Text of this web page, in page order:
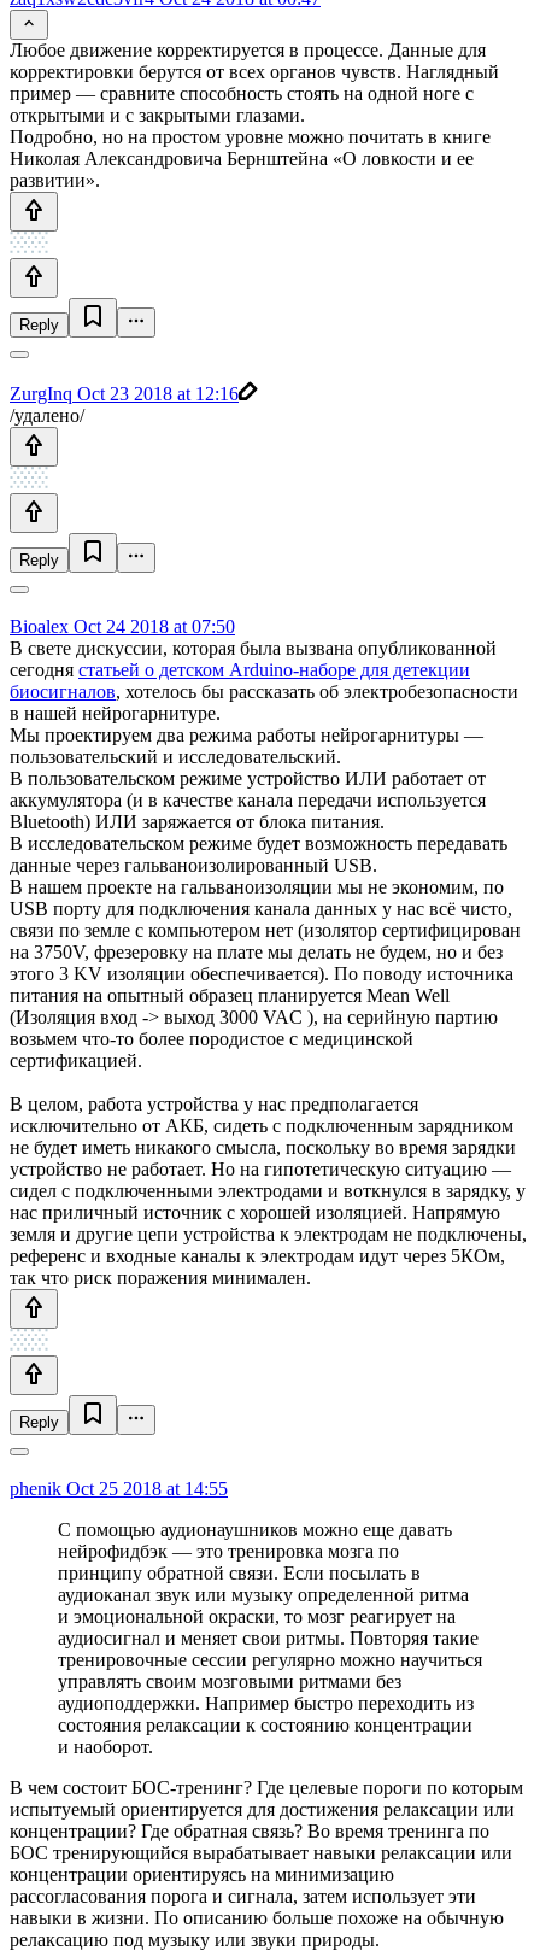
Любое движение корректируется в процессе. Данные для
корректировки берутся от всех органов чувств. Наглядный
пример — сравните способность стоять на одной ноге с
открытыми и с закрытыми глазами.
Подробно, но на простом уровне можно почитать в книге
Николая Александровича Бернштейна «О ловкости и ее
развитии».
Reply
ZurgInq Oct 23 2018 at 12:16
/удалено/
Reply
Bioalex Oct 24 2018 at 07:50
В свете дискуссии, которая была вызвана опубликованной
сегодня статьей о детском Arduino-наборе для детекции
биосигналов, хотелось бы рассказать об электробезопасности
в нашей нейрогарнитуре.
Мы проектируем два режима работы нейрогарнитуры —
пользовательский и исследовательский.
В пользовательском режиме устройство ИЛИ работает от
аккумулятора (и в качестве канала передачи используется
Bluetooth) ИЛИ заряжается от блока питания.
В исследовательском режиме будет возможность передавать
данные через гальваноизолированный USB.
В нашем проекте на гальваноизоляции мы не экономим, по
USB порту для подключения канала данных у нас всё чисто,
связи по земле с компьютером нет (изолятор сертифицирован
на 3750V, фрезеровку на плате мы делать не будем, но и без
этого 3 KV изоляции обеспечивается). По поводу источника
питания на опытный образец планируется Mean Well
(Изоляция вход -> выход 3000 VAC ), на серийную партию
возьмем что-то более породистое с медицинской
сертификацией.
В целом, работа устройства у нас предполагается
исключительно от АКБ, сидеть с подключенным зарядником
не будет иметь никакого смысла, поскольку во время зарядки
устройство не работает. Но на гипотетическую ситуацию —
сидел с подключенными электродами и воткнулся в зарядку, у
нас приличный источник с хорошей изоляцией. Напрямую
земля и другие цепи устройства к электродам не подключены,
референс и входные каналы к электродам идут через 5КОм,
так что риск поражения минимален.
Reply
phenik Oct 25 2018 at 14:55
С помощью аудионаушников можно еще давать
нейрофидбэк — это тренировка мозга по
принципу обратной связи. Если посылать в
аудиоканал звук или музыку определенной ритма
и эмоциональной окраски, то мозг реагирует на
аудиосигнал и меняет свои ритмы. Повторяя такие
тренировочные сессии регулярно можно научиться
управлять своим мозговыми ритмами без
аудиоподдержки. Например быстро переходить из
состояния релаксации к состоянию концентрации
и наоборот.
В чем состоит БОС-тренинг? Где целевые пороги по которым
испытуемый ориентируется для достижения релаксации или
концентрации? Где обратная связь? Во время тренинга по
БОС тренирующийся вырабатывает навыки релаксации или
концентрации ориентируясь на минимизацию
рассогласования порога и сигнала, затем использует эти
навыки в жизни. По описанию больше похоже на обычную
релаксацию под музыку или звуки природы.